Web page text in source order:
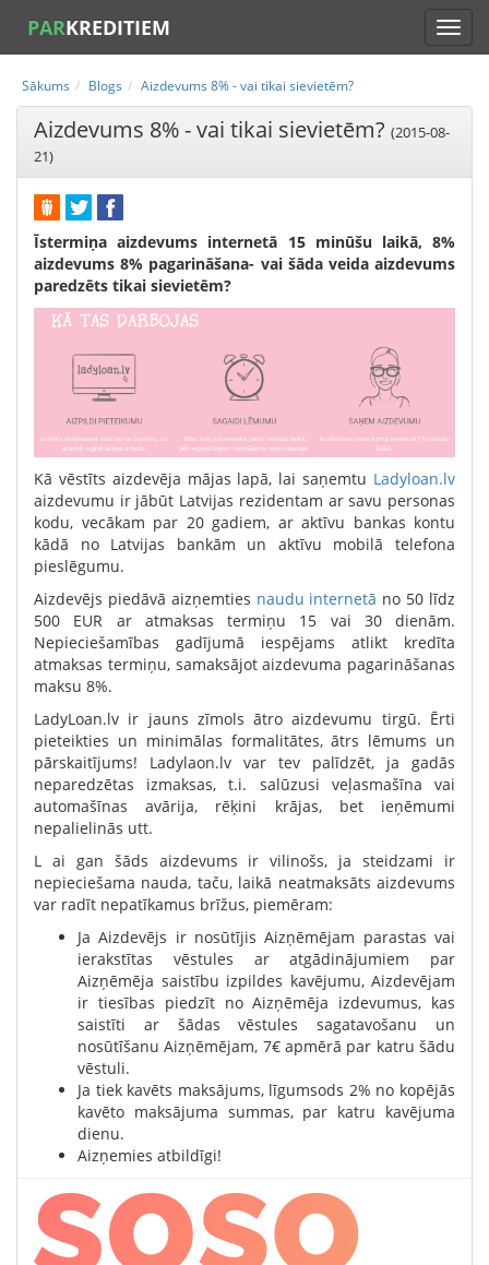
PARKREDITIEM
Sākums Blogs Aizdevums 8% - vai tikai sievietēm?
Aizdevums 8% - vai tikai sievietēm? (2015-08-
21)
Īstermiņa aizdevums internetā 15 minūšu laikā, 8%
aizdevums 8% pagarināšana- vai šāda veida aizdevums
paredzēts tikai sievietēm?
Kā vēstīts aizdevēja mājas lapā, lai saņemtu Ladyloan.lv
aizdevumu ir jābūt Latvijas rezidentam ar savu personas
kodu, vecākam par 20 gadiem, ar aktīvu bankas kontu
kādā no Latvijas bankām un aktīvu mobilā telefona
pieslēgumu.
Aizdevējs piedāvā aizņemties naudu internetā no 50 līdz
500 EUR ar atmaksas termiņu 15 vai 30 dienām.
Nepieciešamības gadījumā iespējams atlikt kredīta
atmaksas termiņu, samaksājot aizdevuma pagarināšanas
maksu 8%.
LadyLoan.lv ir jauns zīmols ātro aizdevumu tirgū. Ērti
pieteikties un minimālas formalitātes, ātrs lēmums un
pārskaitījums! Ladylaon.lv var tev palīdzēt, ja gadās
neparedzētas izmaksas, t.i. salūzusi veļasmašīna vai
automašīnas avārija, rēķini krājas, bet ieņēmumi
nepalielinās utt.
L ai gan šāds aizdevums ir vilinošs, ja steidzami ir
nepieciešama nauda, taču, laikā neatmaksāts aizdevums
var radīt nepatīkamus brīžus, piemēram:
Ja Aizdevējs ir nosūtījis Aizņēmējam parastas vai
ierakstītas vēstules ar atgādinājumiem par
Aizņēmēja saistību izpildes kavējumu, Aizdevējam
ir tiesības piedzīt no Aizņēmēja izdevumus, kas
saistīti ar šādas vēstules sagatavošanu un
nosūtīšanu Aizņēmējam, 7€ apmērā par katru šādu
vēstuli.
Ja tiek kavēts maksājums, līgumsods 2% no kopējās
kavēto maksājuma summas, par katru kavējuma
dienu.
Aizņemies atbildīgi!